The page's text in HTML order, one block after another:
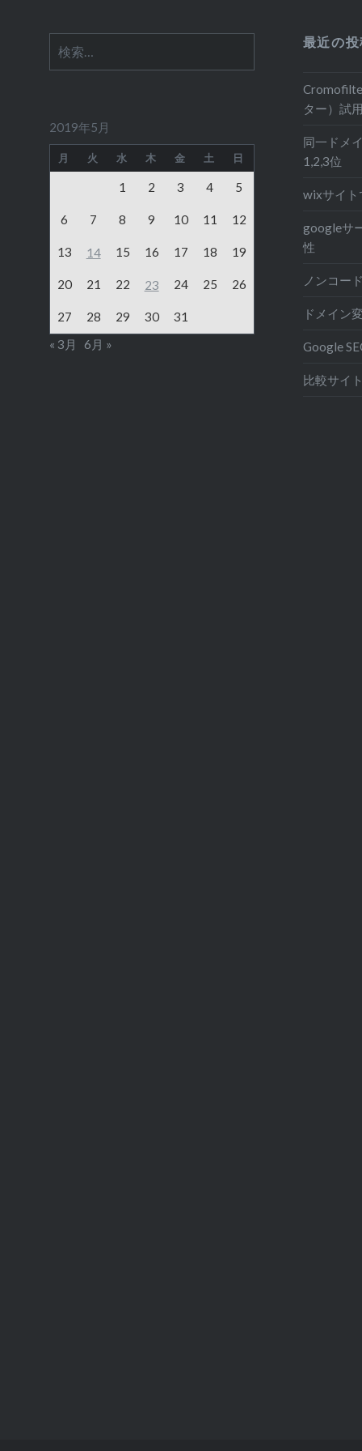
索:
最近の投
ター）試用
同一ドメ
1,2,3位
wixサイト
googleサ
性
ノンコー
ドメイン
Google
比較サイ
2019年5月
月 火 水 木 金 土 日
1 2 3 4 5
6 7 8 9 10 11 12
13 14 15 16 17 18 19
20 21 22 23 24 25 26
27 28 29 30
31
« 3月
6月 »